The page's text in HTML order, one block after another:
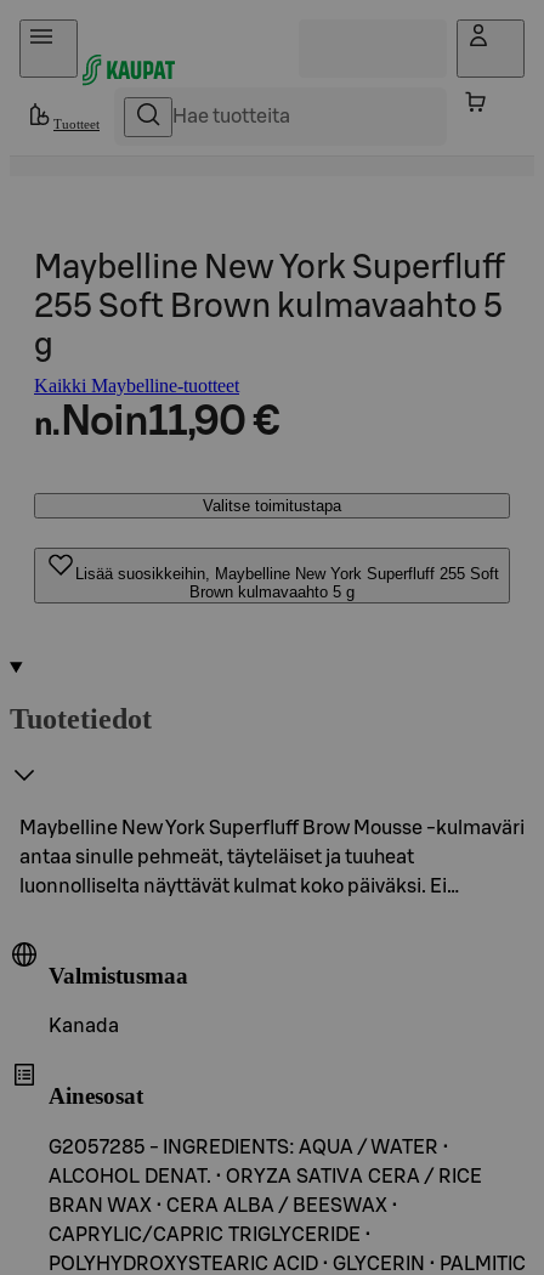
Hyppää sisältöön
Tuotteet
Maybelline New York Superfluff
255 Soft Brown kulmavaahto 5
g
Kaikki Maybelline-tuotteet
n. Noin11,90 €
Valitse toimitustapa
Lisää suosikkeihin, Maybelline New York Superfluff 255 Soft
Brown kulmavaahto 5 g
Tuotetiedot
Maybelline New York Superfluff Brow Mousse -kulmaväri
antaa sinulle pehmeät, täyteläiset ja tuuheat
luonnolliselta näyttävät kulmat koko päiväksi. Ei…
Valmistusmaa
Kanada
Ainesosat
G2057285 - INGREDIENTS: AQUA / WATER •
ALCOHOL DENAT. • ORYZA SATIVA CERA / RICE
BRAN WAX • CERA ALBA / BEESWAX •
CAPRYLIC/CAPRIC TRIGLYCERIDE •
POLYHYDROXYSTEARIC ACID • GLYCERIN • PALMITIC